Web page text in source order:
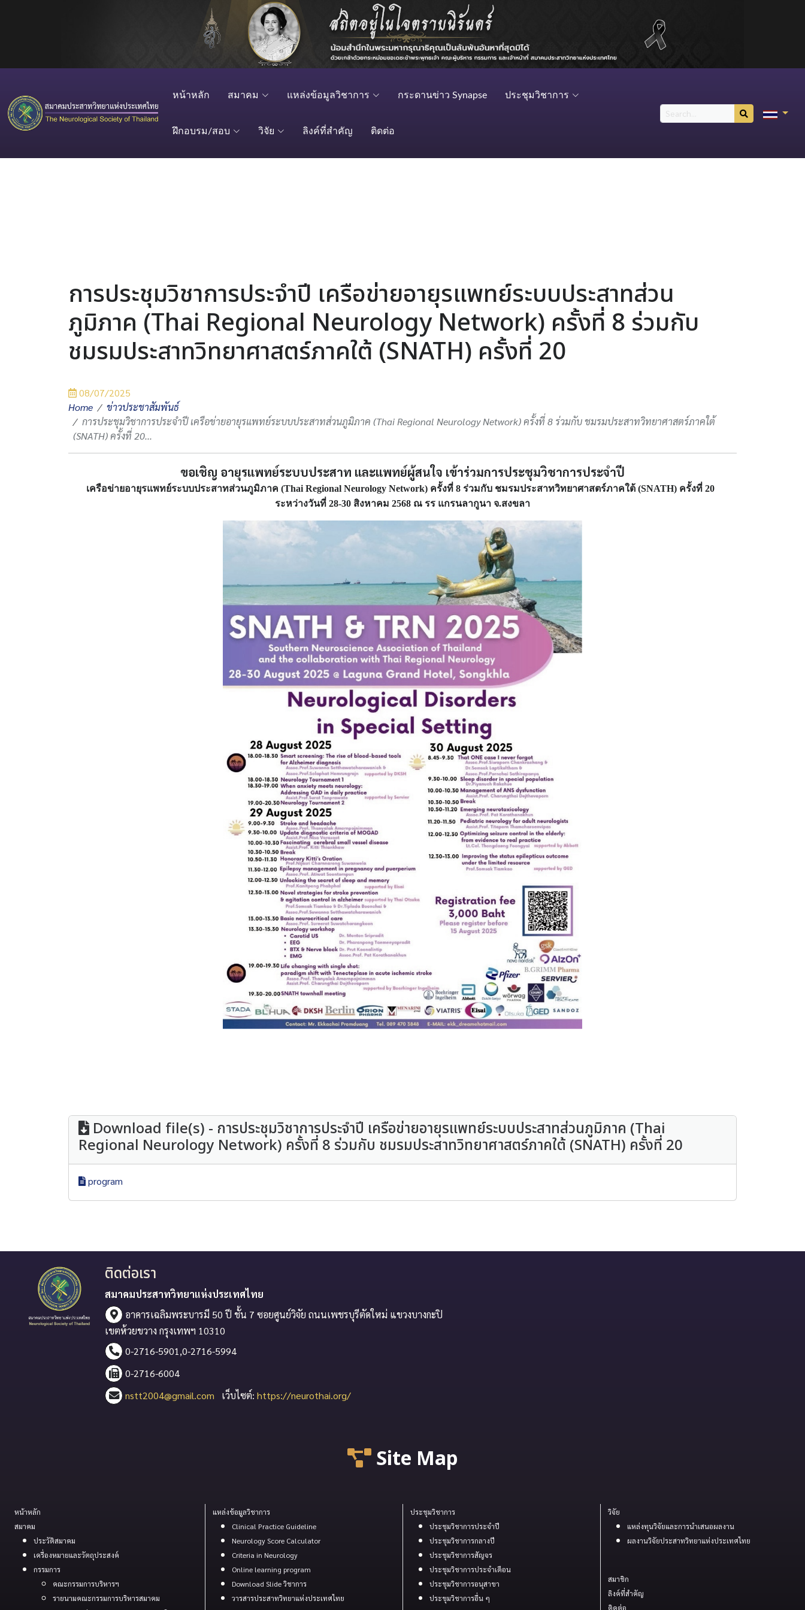
หน้าหลัก สมาคม แหล่งข้อมูลวิชาการ กระดานข่าว Synapse ประชุมวิชาการ
ฝึกอบรม/สอบ วิจัย ลิงค์ที่สำคัญ ติดต่อ
การประชุมวิชาการประจำปี เครือข่ายอายุรแพทย์ระบบประสาทส่วน
ภูมิภาค (Thai Regional Neurology Network) ครั้งที่ 8 ร่วมกับ
ชมรมประสาทวิทยาศาสตร์ภาคใต้ (SNATH) ครั้งที่ 20
08/07/2025
Home
ข่าวประชาสัมพันธ์
การประชุมวิชาการประจำปี เครือข่ายอายุรแพทย์ระบบประสาทส่วนภูมิภาค (Thai Regional Neurology Network) ครั้งที่ 8 ร่วมกับ ชมรมประสาทวิทยาศาสตร์ภาคใต้
(SNATH) ครั้งที่ 20...
ขอเชิญ อายุรแพทย์ระบบประสาท และแพทย์ผู้สนใจ เข้าร่วมการประชุมวิชาการประจำปี
เครือข่ายอายุรแพทย์ระบบประสาทส่วนภูมิภาค (Thai Regional Neurology Network) ครั้งที่ 8 ร่วมกับ ชมรมประสาทวิทยาศาสตร์ภาคใต้ (SNATH) ครั้งที่ 20
ระหว่างวันที่ 28-30 สิงหาคม 2568 ณ รร แกรนลากูนา จ.สงขลา
Download file(s) - การประชุมวิชาการประจำปี เครือข่ายอายุรแพทย์ระบบประสาทส่วนภูมิภาค (Thai
Regional Neurology Network) ครั้งที่ 8 ร่วมกับ ชมรมประสาทวิทยาศาสตร์ภาคใต้ (SNATH) ครั้งที่ 20
program
ติดต่อเรา
สมาคมประสาทวิทยาแห่งประเทศไทย
อาคารเฉลิมพระบารมี 50 ปี ชั้น 7 ซอยศูนย์วิจัย ถนนเพชรบุรีตัดใหม่ แขวงบางกะปิ
เขตห้วยขวาง กรุงเทพฯ 10310
0-2716-5901,0-2716-5994
0-2716-6004
nstt2004@gmail.com เว็บไซต์:https://neurothai.org/
Site Map
หน้าหลัก
สมาคม
ประวัติสมาคม
เครื่องหมายและวัตถุประสงค์
กรรมการ
คณะกรรมการบริหารฯ
รายนามคณะกรรมการบริหารสมาคม
แหล่งข้อมูลวิชาการ
Clinical Practice Guideline
Neurology Score Calculator
Criteria in Neurology
Online learning program
Download Slide วิชาการ
วารสารประสาทวิทยาแห่งประเทศไทย
ประชุมวิชาการ
ประชุมวิชาการประจำปี
ประชุมวิชาการกลางปี
ประชุมวิชาการสัญจร
ประชุมวิชาการประจำเดือน
ประชุมวิชาการอนุสาขา
ประขุมวิชาการอื่น ๆ
วิจัย
แหล่งทุนวิจัยและการนำเสนอผลงาน
ผลงานวิจัยประสาทวิทยาแห่งประเทศไทย
สมาชิก
ลิงค์ที่สำคัญ
ติดต่อ